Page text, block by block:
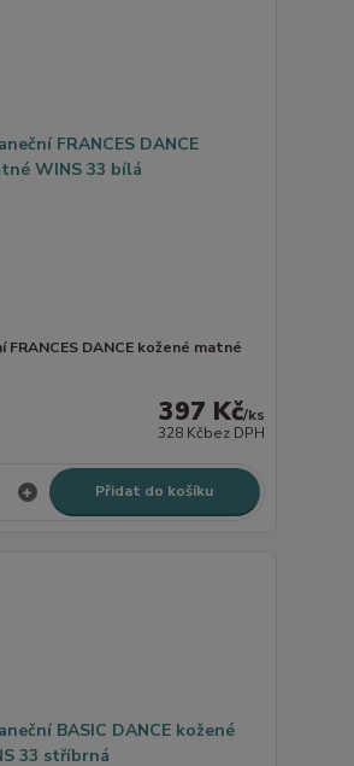
FRANCES DANCE kožené matné
397 Kč/ks
328 Kčbez DPH
Přidat do košíku